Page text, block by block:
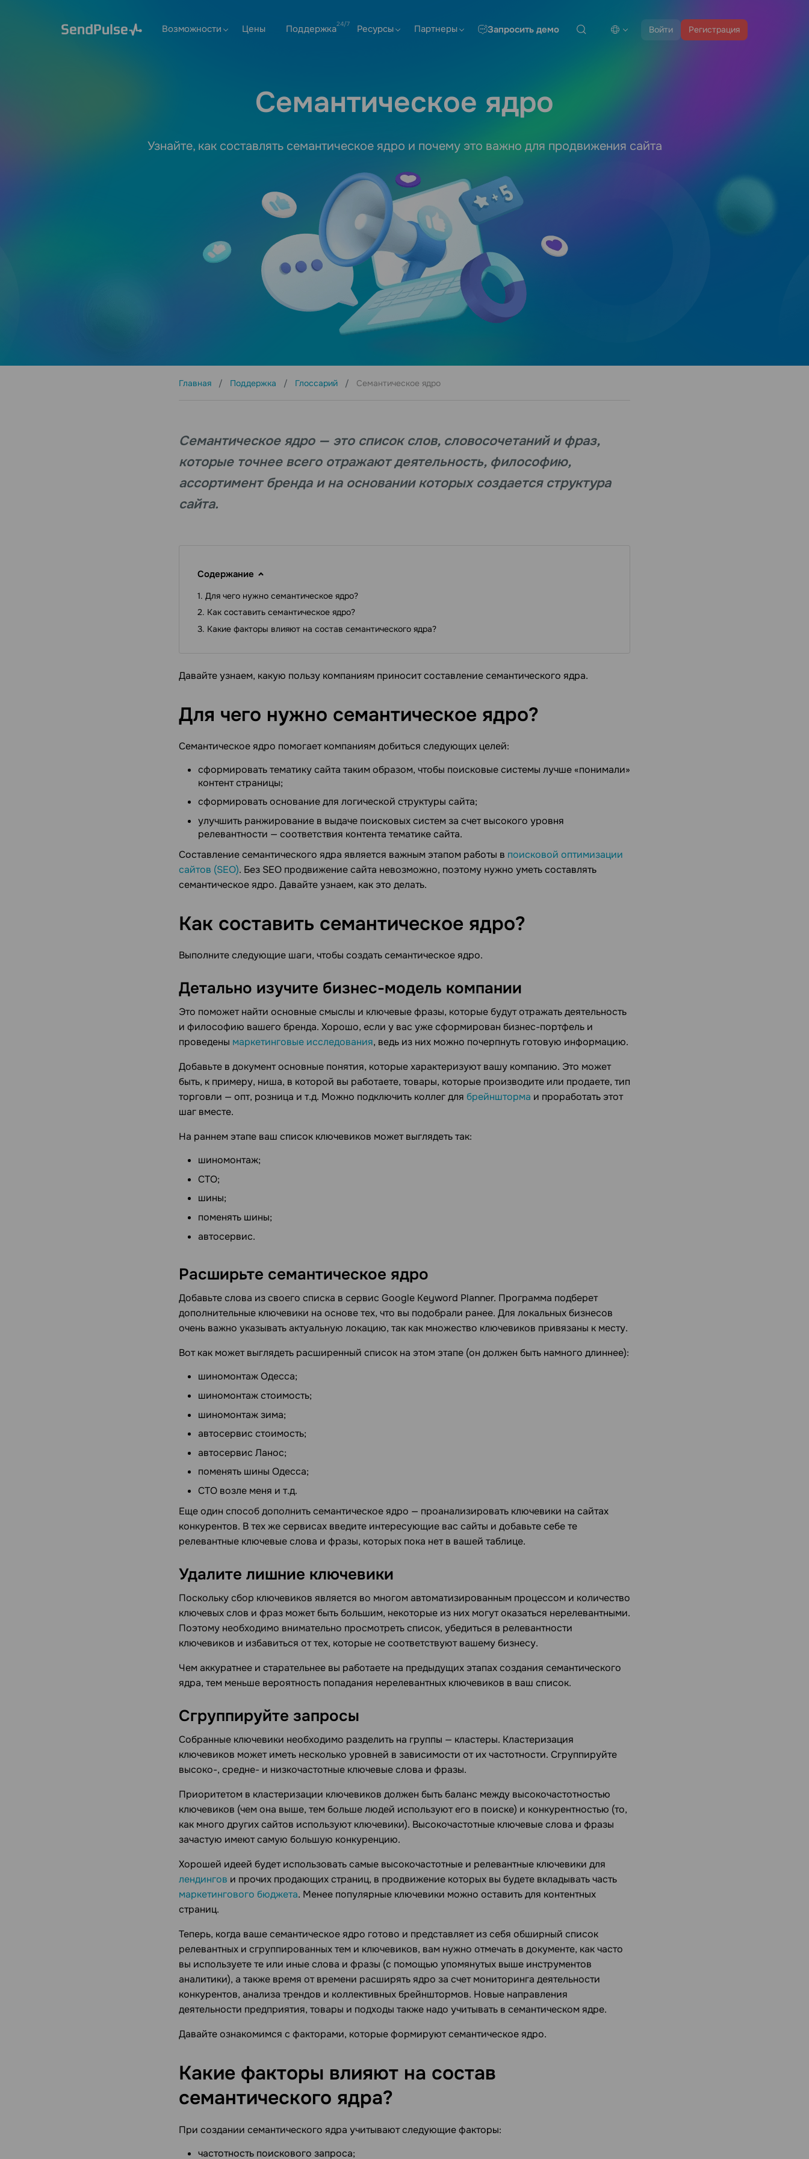
Войти Регистрация
Возможности Цены Поддержка Ресурсы Партнеры Запросить демо
Семантическое ядро
Узнайте, как составлять семантическое ядро и почему это важно для продвижения сайта
Главная Поддержка Глоссарий Семантическое ядро
Семантическое ядро — это список слов, словосочетаний и фраз,
которые точнее всего отражают деятельность, философию,
ассортимент бренда и на основании которых создается структура
сайта.
Содержание
Для чего нужно семантическое ядро?
Как составить семантическое ядро?
Какие факторы влияют на состав семантического ядра?
Давайте узнаем, какую пользу компаниям приносит составление семантического ядра.
Для чего нужно семантическое ядро?
Семантическое ядро помогает компаниям добиться следующих целей:
сформировать тематику сайта таким образом, чтобы поисковые системы лучше «понимали»
контент страницы;
сформировать основание для логической структуры сайта;
улучшить ранжирование в выдаче поисковых систем за счет высокого уровня
релевантности — соответствия контента тематике сайта.
Составление семантического ядра является важным этапом работы в поисковой оптимизации
сайтов (SEO). Без SEO продвижение сайта невозможно, поэтому нужно уметь составлять
семантическое ядро. Давайте узнаем, как это делать.
Как составить семантическое ядро?
Выполните следующие шаги, чтобы создать семантическое ядро.
Детально изучите бизнес-модель компании
Это поможет найти основные смыслы и ключевые фразы, которые будут отражать деятельность
и философию вашего бренда. Хорошо, если у вас уже сформирован бизнес-портфель и
проведены маркетинговые исследования, ведь из них можно почерпнуть готовую информацию.
Добавьте в документ основные понятия, которые характеризуют вашу компанию. Это может
быть, к примеру, ниша, в которой вы работаете, товары, которые производите или продаете, тип
торговли — опт, розница и т.д. Можно подключить коллег для брейншторма и проработать этот
шаг вместе.
На раннем этапе ваш список ключевиков может выглядеть так:
шиномонтаж;
СТО;
шины;
поменять шины;
автосервис.
Расширьте семантическое ядро
Добавьте слова из своего списка в сервис Google Keyword Planner. Программа подберет
дополнительные ключевики на основе тех, что вы подобрали ранее. Для локальных бизнесов
очень важно указывать актуальную локацию, так как множество ключевиков привязаны к месту.
Вот как может выглядеть расширенный список на этом этапе (он должен быть намного длиннее):
шиномонтаж Одесса;
шиномонтаж стоимость;
шиномонтаж зима;
автосервис стоимость;
автосервис Ланос;
поменять шины Одесса;
СТО возле меня и т.д.
Еще один способ дополнить семантическое ядро — проанализировать ключевики на сайтах
конкурентов. В тех же сервисах введите интересующие вас сайты и добавьте себе те
релевантные ключевые слова и фразы, которых пока нет в вашей таблице.
Удалите лишние ключевики
Поскольку сбор ключевиков является во многом автоматизированным процессом и количество
ключевых слов и фраз может быть большим, некоторые из них могут оказаться нерелевантными.
Поэтому необходимо внимательно просмотреть список, убедиться в релевантности
ключевиков и избавиться от тех, которые не соответствуют вашему бизнесу.
Чем аккуратнее и старательнее вы работаете на предыдущих этапах создания семантического
ядра, тем меньше вероятность попадания нерелевантных ключевиков в ваш список.
Сгруппируйте запросы
Собранные ключевики необходимо разделить на группы — кластеры. Кластеризация
ключевиков может иметь несколько уровней в зависимости от их частотности. Сгруппируйте
высоко-, средне- и низкочастотные ключевые слова и фразы.
Приоритетом в кластеризации ключевиков должен быть баланс между высокочастотностью
ключевиков (чем она выше, тем больше людей используют его в поиске) и конкурентностью (то,
как много других сайтов используют ключевики). Высокочастотные ключевые слова и фразы
зачастую имеют самую большую конкуренцию.
Хорошей идеей будет использовать самые высокочастотные и релевантные ключевики для
лендингов и прочих продающих страниц, в продвижение которых вы будете вкладывать часть
маркетингового бюджета. Менее популярные ключевики можно оставить для контентных
страниц.
Теперь, когда ваше семантическое ядро готово и представляет из себя обширный список
релевантных и сгруппированных тем и ключевиков, вам нужно отмечать в документе, как часто
вы используете те или иные слова и фразы (с помощью упомянутых выше инструментов
аналитики), а также время от времени расширять ядро за счет мониторинга деятельности
конкурентов, анализа трендов и коллективных брейнштормов. Новые направления
деятельности предприятия, товары и подходы также надо учитывать в семантическом ядре.
Давайте ознакомимся с факторами, которые формируют семантическое ядро.
Какие факторы влияют на состав
семантического ядра?
При создании семантического ядра учитывают следующие факторы:
частотность поискового запроса;